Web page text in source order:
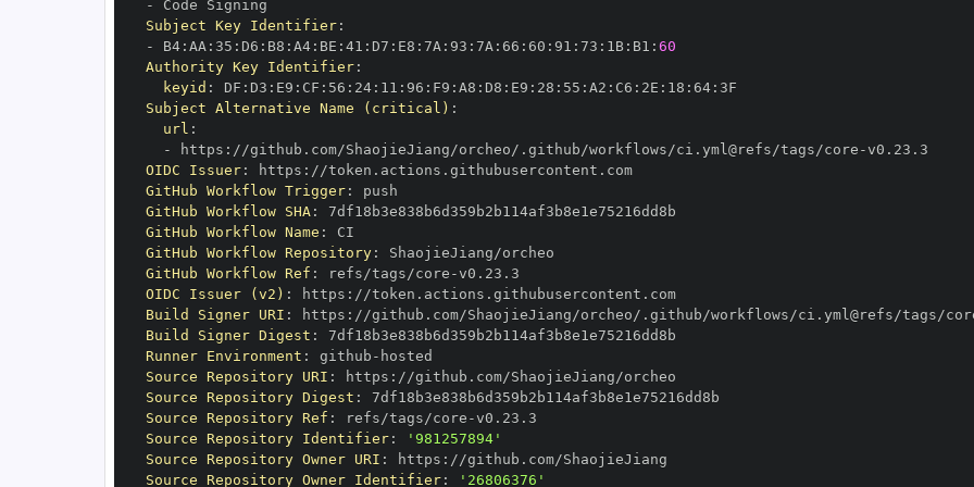
-
Subject Key Identifier:
-
B4: AA : 35 : D6 : B8 : A4: BE : 41 : D7 : E8 : 7A : 93 : 7A : 66 : 60 : 91 : 73 : 1B: B1 : 60
Authority Key Identifier:
keyid : DF : D3 : E9 : CF : 56 : 24: 11 : 96 : F9 : A8 : D8 : E9 : 28 : 55 : A2 : C6 : 2E : 18 : 64:
Subject Alternative Name (critical) :
url :
-
https : //github.com/ShaojieJiang/orcheo/.github/workflows/ci.yml@refs/tags/core -
OIDC Issuer: https :
//token.actions.githubusercontent.com
GitHub Workflow Trigger:
GitHub Workflow SHA:
GitHub Workflow Name :
GitHub Workflow Repository:
GitHub Workflow Ref : refs/tags/core -
OIDC Issuer (v2) : https :
//token.actions.githubusercontent.com
Build Signer URI : https : //github.com/ShaojieJiang/orcheo/.github/workflows/ci.yml@refs/tags/
Build Signer Digest :
Runner Environment : github -
Source Repository URI : https :
Source Repository Digest :
Source Repository Ref : refs/tags/core -
Source Repository Identifier:
'981257894'
Source Repository Owner URI : https :
Source Repository Owner Identifier: '26806376'